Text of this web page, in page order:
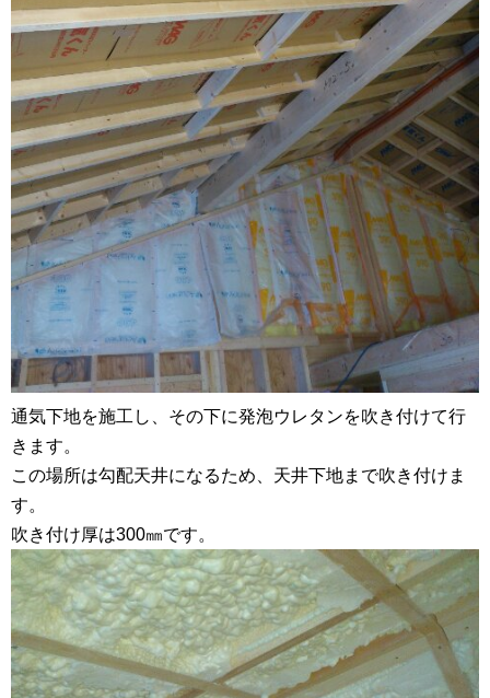
通気下地を施工し、その下に発泡ウレタンを吹き付けて行
きます。
この場所は勾配天井になるため、天井下地まで吹き付けま
す。
吹き付け厚は300㎜です。